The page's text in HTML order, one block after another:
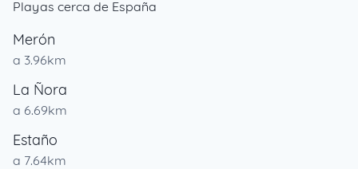
Playas cerca de España
Merón
a 3.96km
La Ñora
a 6.69km
Estaño
a 7.64km